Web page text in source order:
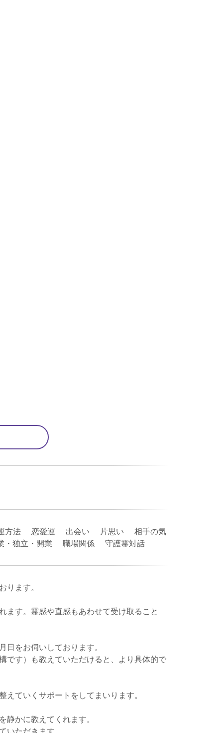
法 恋愛運 出会い 片思い 相手の気
独立・開業 職場関係 守護霊対話
ります。
ます。霊感や直感もあわせて受け取ること
をお伺いしております。
です）も教えていただけると、より具体的で
ていくサポートをしてまいります。
かに教えてくれます。
ただきます。